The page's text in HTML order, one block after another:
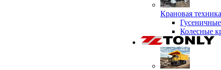
Крановая
Колесные